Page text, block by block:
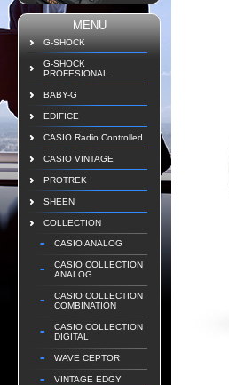
MENU
G-SHOCK
G-SHOCK
PROFESIONAL
BABY-G
EDIFICE
CASIO Radio Controlled
CASIO VINTAGE
PROTREK
SHEEN
COLLECTION
CASIO ANALOG
CASIO COLLECTION
ANALOG
CASIO COLLECTION
COMBINATION
CASIO COLLECTION
DIGITAL
WAVE CEPTOR
VINTAGE EDGY